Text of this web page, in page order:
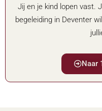
Jij en je kind lopen vast.
begeleiding in Deventer
Naar